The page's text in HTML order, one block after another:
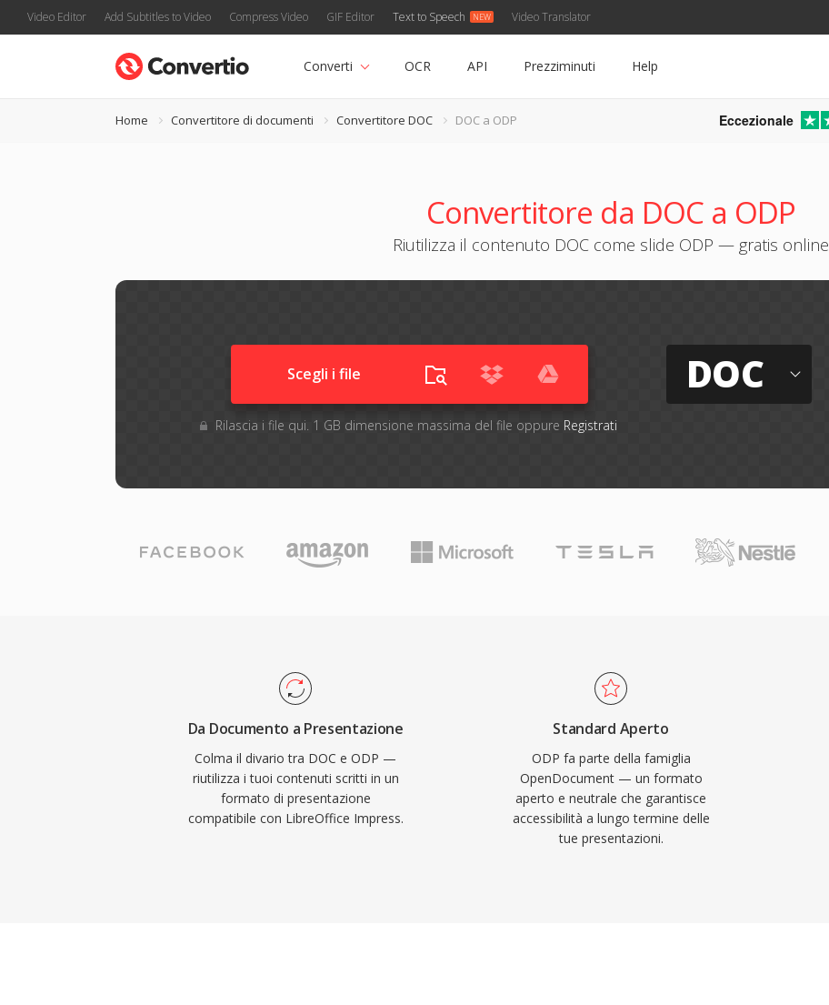
Video Editor Add Subtitles to Video Compress Video GIF Editor Text to Speech Video Translator
Converti OCR API Prezziminuti Help
Home Convertitore di documenti Convertitore DOC DOC a ODP Eccezionale
Convertitore da DOC a ODP
Riutilizza il contenuto DOC come slide ODP — gratis online
Scegli i file
Rilascia i file qui. 1 GB dimensione massima del file oppure Registrati
DOC
Da Documento a Presentazione
Colma il divario tra DOC e ODP —
riutilizza i tuoi contenuti scritti in un
formato di presentazione
compatibile con LibreOffice Impress.
Standard Aperto
ODP fa parte della famiglia
OpenDocument — un formato
aperto e neutrale che garantisce
accessibilità a lungo termine delle
tue presentazioni.